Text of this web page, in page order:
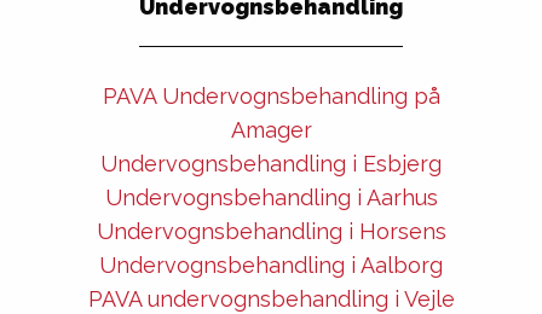
Undervognsbehandling
PAVA Undervognsbehandling på
Amager
Undervognsbehandling i Esbjerg
Undervognsbehandling i Aarhus
Undervognsbehandling i Horsens
Undervognsbehandling i Aalborg
PAVA undervognsbehandling i Vejle